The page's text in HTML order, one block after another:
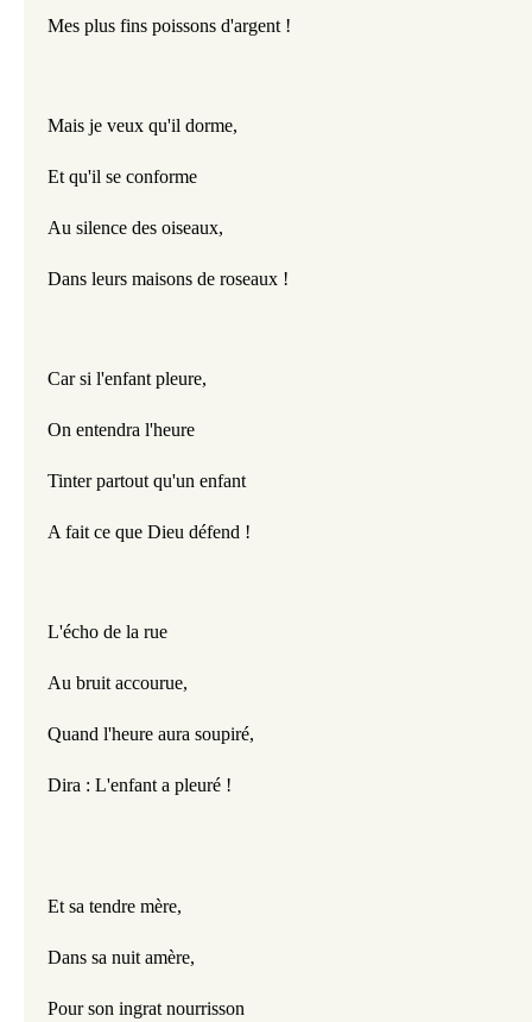
Mes plus fins poissons d'argent !
Mais je veux qu'il dorme,
Et qu'il se conforme
Au silence des oiseaux,
Dans leurs maisons de roseaux !
Car si l'enfant pleure,
On entendra l'heure
Tinter partout qu'un enfant
A fait ce que Dieu défend !
L'écho de la rue
Au bruit accourue,
Quand l'heure aura soupiré,
Dira : L'enfant a pleuré !
Et sa tendre mère,
Dans sa nuit amère,
Pour son ingrat nourrisson